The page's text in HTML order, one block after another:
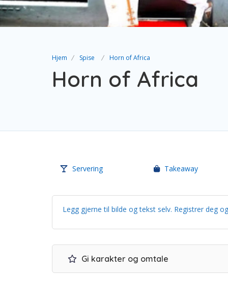
Hjem Spise Horn of Africa
Horn of Africa
Servering Takeaway
Legg gjerne til bilde og tekst selv. Registrer deg
Gi karakter og omtale